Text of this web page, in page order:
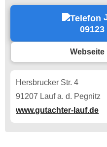
09123
Webseite
Hersbrucker Str. 4
91207 Lauf a. d. Pegnitz
www.gutachter-lauf.de